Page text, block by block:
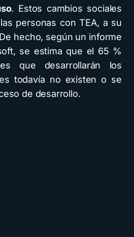
. Estos cambios sociales
personas con TEA, a su
hecho, según un informe
se estima que el 65 %
que desarrollarán los
todavía no existen o se
de desarrollo.